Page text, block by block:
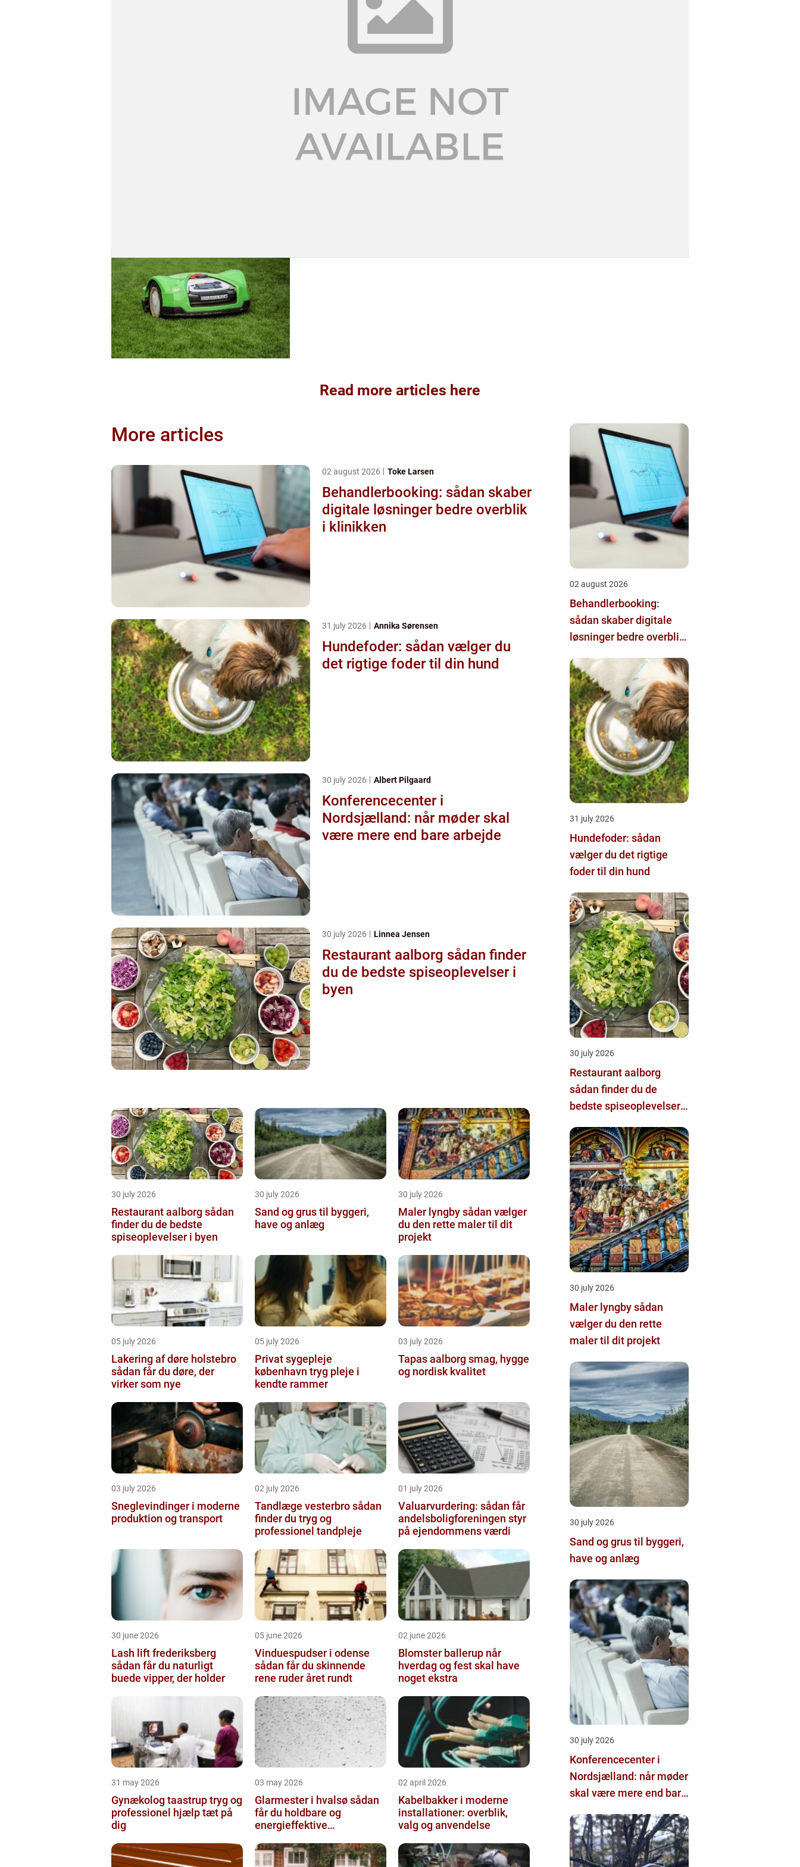
Read more articles here
More articles
02 august 2026 Toke Larsen
Behandlerbooking: sådan skaber
digitale løsninger bedre overblik
i klinikken
31 july 2026 Annika Sørensen
Hundefoder: sådan vælger du
det rigtige foder til din hund
30 july 2026 Albert Pilgaard
Konferencecenter i
Nordsjælland: når møder skal
være mere end bare arbejde
30 july 2026 Linnea Jensen
Restaurant aalborg sådan finder
du de bedste spiseoplevelser i
byen
30 july 2026
Restaurant aalborg sådan
finder du de bedste
spiseoplevelser i byen
30 july 2026
Sand og grus til byggeri,
have og anlæg
30 july 2026
Maler lyngby sådan vælger
du den rette maler til dit
projekt
05 july 2026
Lakering af døre holstebro
sådan får du døre, der
virker som nye
05 july 2026
Privat sygepleje
københavn tryg pleje i
kendte rammer
03 july 2026
Tapas aalborg smag, hygge
og nordisk kvalitet
03 july 2026
Sneglevindinger i moderne
produktion og transport
02 july 2026
Tandlæge vesterbro sådan
finder du tryg og
professionel tandpleje
01 july 2026
Valuarvurdering: sådan får
andelsboligforeningen styr
på ejendommens værdi
30 june 2026
Lash lift frederiksberg
sådan får du naturligt
buede vipper, der holder
05 june 2026
Vinduespudser i odense
sådan får du skinnende
rene ruder året rundt
02 june 2026
Blomster ballerup når
hverdag og fest skal have
noget ekstra
31 may 2026
Gynækolog taastrup tryg og
professionel hjælp tæt på
dig
03 may 2026
Glarmester i hvalsø sådan
får du holdbare og
energieffektive
02 april 2026
Kabelbakker i moderne
installationer: overblik,
valg og anvendelse
02 august 2026
Behandlerbooking:
sådan skaber digitale
løsninger bedre overblik
31 july 2026
Hundefoder: sådan
vælger du det rigtige
foder til din hund
30 july 2026
Restaurant aalborg
sådan finder du de
bedste spiseoplevelser i
30 july 2026
Maler lyngby sådan
vælger du den rette
maler til dit projekt
30 july 2026
Sand og grus til byggeri,
have og anlæg
30 july 2026
Konferencecenter i
Nordsjælland: når møder
skal være mere end bare